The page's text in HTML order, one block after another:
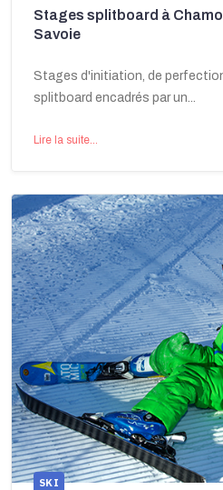
Stages splitboard à
Savoie
Stages d'initiation, de
splitboard encadrés par un...
Lire la suite...
SKI